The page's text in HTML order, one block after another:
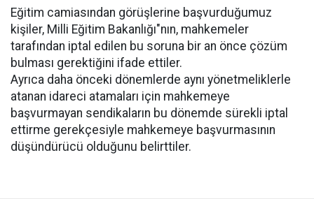
Eğitim camiasından görüşlerine başvurduğumuz
kişiler, Milli Eğitim Bakanlığı"nın, mahkemeler
tarafından iptal edilen bu soruna bir an önce çözüm
bulması gerektiğini ifade ettiler.
Ayrıca daha önceki dönemlerde aynı yönetmeliklerle
atanan idareci atamaları için mahkemeye
başvurmayan sendikaların bu dönemde sürekli iptal
ettirme gerekçesiyle mahkemeye başvurmasının
düşündürücü olduğunu belirttiler.